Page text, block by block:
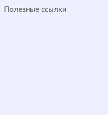
Полезные ссылки